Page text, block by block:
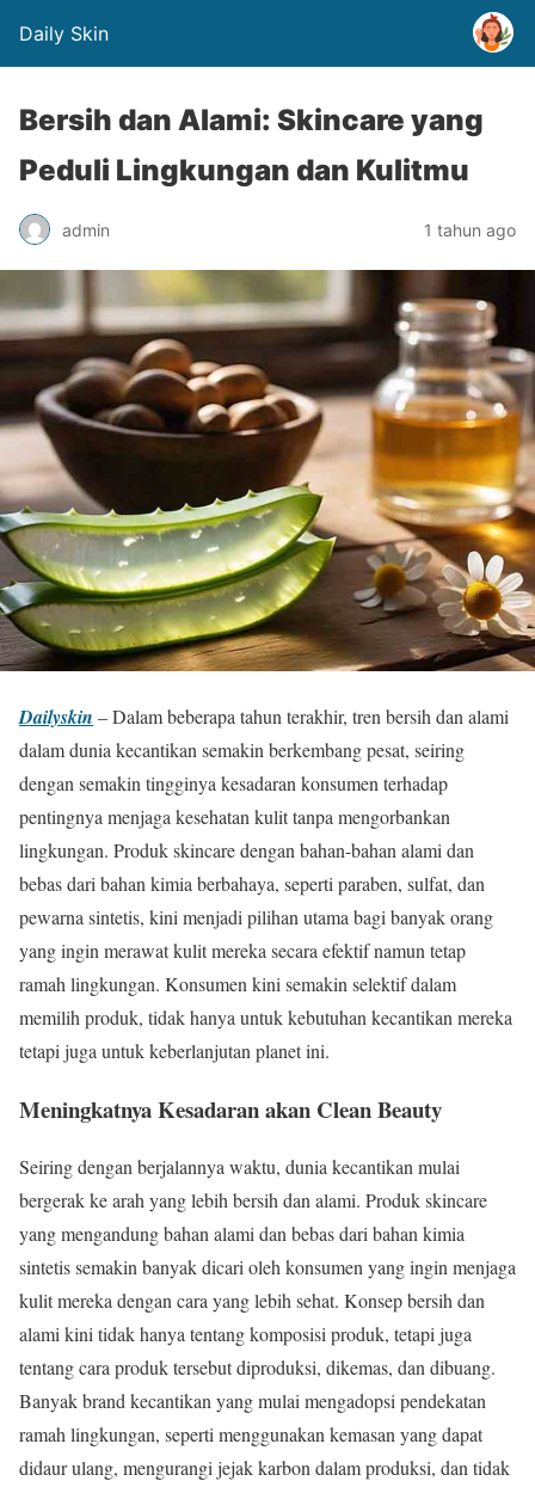
Daily Skin
Bersih dan Alami: Skincare yang
Peduli Lingkungan dan Kulitmu
admin 1 tahun ago
Dailyskin – Dalam beberapa tahun terakhir, tren bersih dan alami
dalam dunia kecantikan semakin berkembang pesat, seiring
dengan semakin tingginya kesadaran konsumen terhadap
pentingnya menjaga kesehatan kulit tanpa mengorbankan
lingkungan. Produk skincare dengan bahan-bahan alami dan
bebas dari bahan kimia berbahaya, seperti paraben, sulfat, dan
pewarna sintetis, kini menjadi pilihan utama bagi banyak orang
yang ingin merawat kulit mereka secara efektif namun tetap
ramah lingkungan. Konsumen kini semakin selektif dalam
memilih produk, tidak hanya untuk kebutuhan kecantikan mereka
tetapi juga untuk keberlanjutan planet ini.
Meningkatnya Kesadaran akan Clean Beauty
Seiring dengan berjalannya waktu, dunia kecantikan mulai
bergerak ke arah yang lebih bersih dan alami. Produk skincare
yang mengandung bahan alami dan bebas dari bahan kimia
sintetis semakin banyak dicari oleh konsumen yang ingin menjaga
kulit mereka dengan cara yang lebih sehat. Konsep bersih dan
alami kini tidak hanya tentang komposisi produk, tetapi juga
tentang cara produk tersebut diproduksi, dikemas, dan dibuang.
Banyak brand kecantikan yang mulai mengadopsi pendekatan
ramah lingkungan, seperti menggunakan kemasan yang dapat
didaur ulang, mengurangi jejak karbon dalam produksi, dan tidak